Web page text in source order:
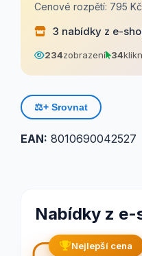
Cenové rozpětí: 795 Kč
3 nabídky z e-
234zobrazení 34
⚖️+ Srovnat
EAN: 8010690042527
Nabídky z e-
Nejlepší cena